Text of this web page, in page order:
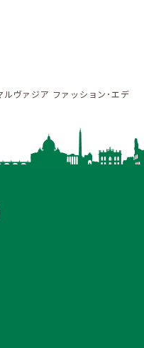
ルヴァジア ファッション･エデ